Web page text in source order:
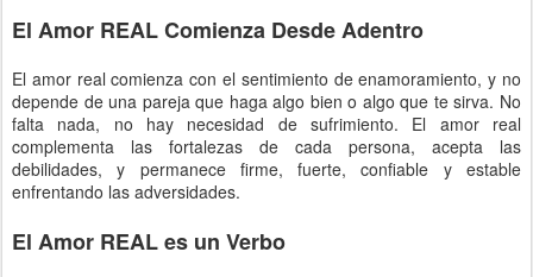
El Amor REAL Comienza Desde Adentro
El amor real comienza con el sentimiento de enamoramiento, y no
depende de una pareja que haga algo bien o algo que te sirva. No
falta nada, no hay necesidad de sufrimiento. El amor real
complementa las fortalezas de cada persona, acepta las
debilidades, y permanece firme, fuerte, confiable y estable
enfrentando las adversidades.
El Amor REAL es un Verbo